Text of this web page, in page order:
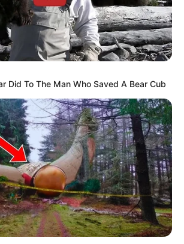
d’Estelle
2026
PLUS FRÉQUENTS MÉGA
sortent le plus souvent au
sortent le plus souvent au Loto
Did To The Man Who Saved A Bear Cub